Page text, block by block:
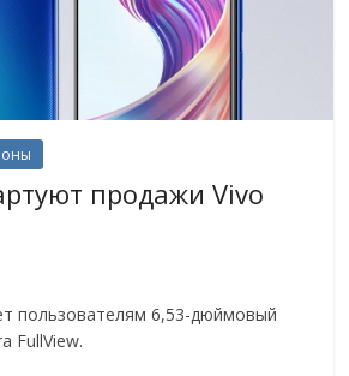
продажи Vivo
пользователям 6,53-дюймовый
FullView.